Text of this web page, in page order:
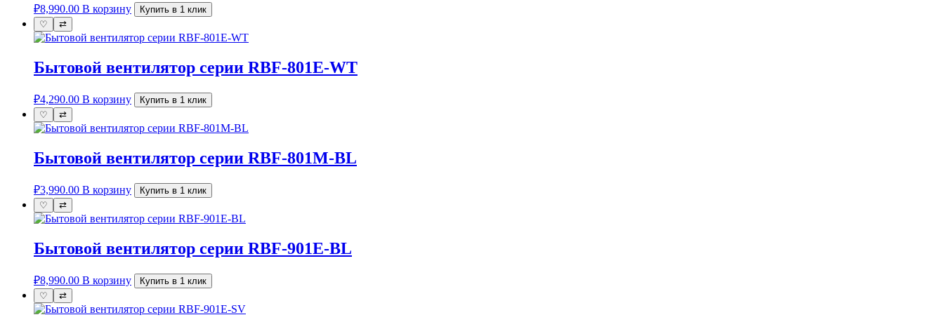
₽8,990.00 В корзину
Купить в 1 клик
♡
⇄
Бытовой вентилятор серии RBF-801E-WT
₽4,290.00 В корзину
Купить в 1 клик
♡
⇄
Бытовой вентилятор серии RBF-801M-BL
₽3,990.00 В корзину
Купить в 1 клик
♡
⇄
Бытовой вентилятор серии RBF-901E-BL
₽8,990.00 В корзину
Купить в 1 клик
♡
⇄